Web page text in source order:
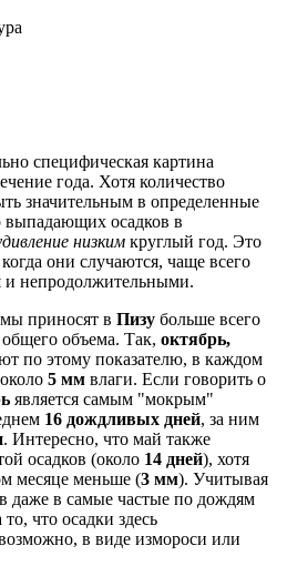
специфическая картина
года. Хотя количество
значительным в определенные
выпадающих осадков в
низким круглый год. Это
они случаются, чаще всего
и непродолжительными.
приносят в Пизу больше всего
объема. Так, октябрь,
по этому показателю, в каждом
5 мм влаги. Если говорить о
является самым "мокрым"
16 дождливых дней, за ним
. Интересно, что май также
осадков (около 14 дней), хотя
месяце меньше (3 мм). Учитывая
даже в самые частые по дождям
что осадки здесь
в виде измороси или